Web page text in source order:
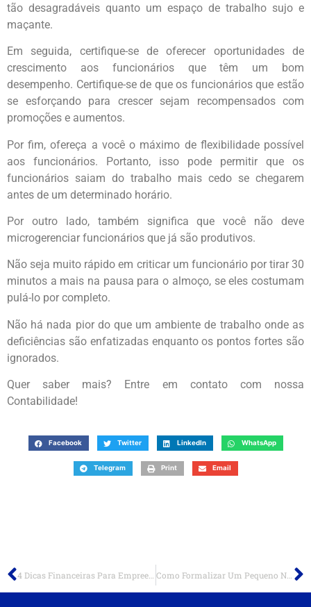
tão desagradáveis quanto um espaço de trabalho sujo e
maçante.
Em seguida, certifique-se de oferecer oportunidades de
crescimento aos funcionários que têm um bom
desempenho. Certifique-se de que os funcionários que estão
se esforçando para crescer sejam recompensados com
promoções e aumentos.
Por fim, ofereça a você o máximo de flexibilidade possível
aos funcionários. Portanto, isso pode permitir que os
funcionários saiam do trabalho mais cedo se chegarem
antes de um determinado horário.
Por outro lado, também significa que você não deve
microgerenciar funcionários que já são produtivos.
Não seja muito rápido em criticar um funcionário por tirar 30
minutos a mais na pausa para o almoço, se eles costumam
pulá-lo por completo.
Não há nada pior do que um ambiente de trabalho onde as
deficiências são enfatizadas enquanto os pontos fortes são
ignorados.
Quer saber mais? Entre em contato com nossa
Contabilidade!
Facebook Twitter LinkedIn WhatsApp
Telegram Print Email
Como Formalizar Um Pequeno Negócio?